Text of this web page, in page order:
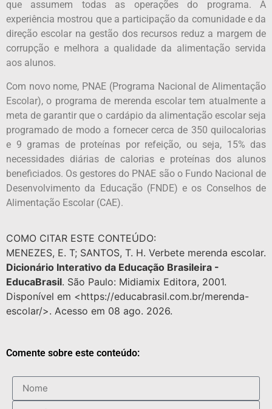
que assumem todas as operações do programa. A
experiência mostrou que a participação da comunidade e da
direção escolar na gestão dos recursos reduz a margem de
corrupção e melhora a qualidade da alimentação servida
aos alunos.
Com novo nome, PNAE (Programa Nacional de Alimentação
Escolar), o programa de merenda escolar tem atualmente a
meta de garantir que o cardápio da alimentação escolar seja
programado de modo a fornecer cerca de 350 quilocalorias
e 9 gramas de proteínas por refeição, ou seja, 15% das
necessidades diárias de calorias e proteínas dos alunos
beneficiados. Os gestores do PNAE são o Fundo Nacional de
Desenvolvimento da Educação (FNDE) e os Conselhos de
Alimentação Escolar (CAE).
COMO CITAR ESTE CONTEÚDO:
MENEZES, E. T; SANTOS, T. H. Verbete merenda escolar.
Dicionário Interativo da Educação Brasileira -
EducaBrasil. São Paulo: Midiamix Editora, 2001.
Disponível em <https://educabrasil.com.br/merenda-
escolar/>. Acesso em 08 ago. 2026.
Comente sobre este conteúdo: